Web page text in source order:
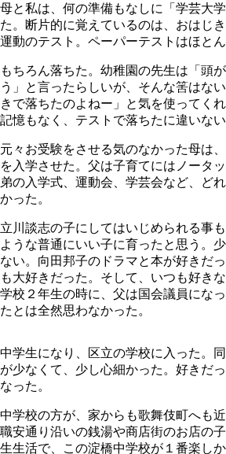
母と私は、何の準備もなしに「学芸大
た。断片的に覚えているのは、おはじ
運動のテスト。ペーパーテストはほと
もちろん落ちた。幼稚園の先生は「頭
う」と言ったらしいが、そんな筈はな
きで落ちたのよねー」と気を使ってく
記憶もなく、テストで落ちたに違いない
元々お受験をさせる気のなかった母は
を入学させた。父は子育てにはノータ
弟の入学式、運動会、学芸会など、ど
かった。
立川談志の子にしてはいじめられる事
ような普通にいい子に育ったと思う。
ない。向田邦子のドラマと本が好きだ
も大好きだった。そして、いつも好き
学校２年生の時に、父は国会議員にな
たとは全然思わなかった。
中学生になり、区立の学校に入った。
が少なくて、少し心細かった。好きだ
なった。
中学校の方が、家からも歌舞伎町へも
職安通り沿いの銭湯や商店街のお店の
生生活で、この淀橋中学校が１番楽し